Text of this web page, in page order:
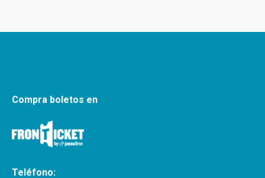
Compra boletos en
Teléfono: